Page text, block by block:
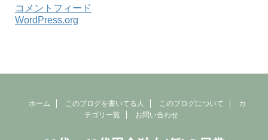
コメントフィード
WordPress.org
ホーム このブログを書いてる人 このブログについて
カ
テゴリ一覧
お問い合わせ